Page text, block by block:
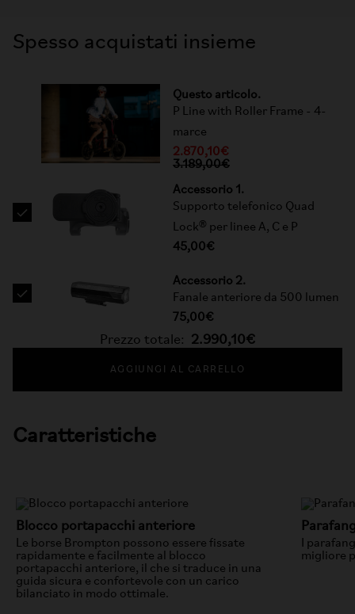
Spesso acquistati insieme
Questo articolo.
P Line with Roller Frame - 4-
marce
2.870,10€
3.189,00€
Accessorio 1.
Supporto telefonico Quad
Lock® per linee A, C e P
45,00€
Accessorio 2.
Fanale anteriore da 500 lumen
75,00€
Prezzo totale: 2.990,10€
AGGIUNGI AL CARRELLO
Caratteristiche
Blocco portapacchi anteriore
Le borse Brompton possono essere fissate
rapidamente e facilmente al blocco
portapacchi anteriore, il che si traduce in una
guida sicura e confortevole con un carico
bilanciato in modo ottimale.
I
migliore